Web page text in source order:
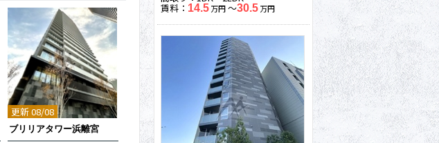
更新 08/08
ブリリアタワー浜離宮
賃料： 14.5万円〜30.5万円